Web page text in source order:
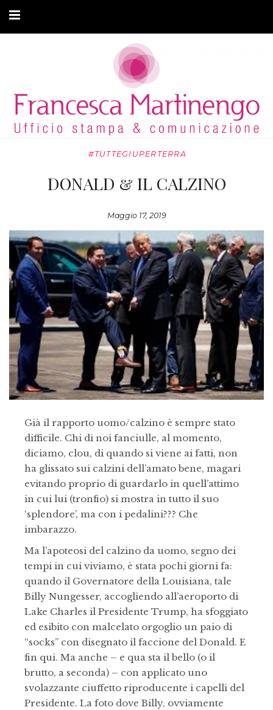
ARTICOLI
MODA ADATTIVA
PRIVACY
#TUTTEGIUPERTERRA
DONALD & IL CALZINO
Maggio 17, 2019
Già il rapporto uomo/calzino è sempre stato
difficile. Chi di noi fanciulle, al momento,
diciamo, clou, di quando si viene ai fatti, non
ha glissato sui calzini dell’amato bene, magari
evitando proprio di guardarlo in quell’attimo
in cui lui (tronfio) si mostra in tutto il suo
‘splendore’, ma con i pedalini??? Che
imbarazzo.
Ma l’apoteosi del calzino da uomo, segno dei
tempi in cui viviamo, è stata pochi giorni fa:
quando il Governatore della Louisiana, tale
Billy Nungesser, accogliendo all’aeroporto di
Lake Charles il Presidente Trump, ha sfoggiato
ed esibito con malcelato orgoglio un paio di
“socks” con disegnato il faccione del Donald. E
fin qui. Ma anche – e qua sta il bello (o il
brutto, a seconda) – con applicato uno
svolazzante ciuffetto riproducente i capelli del
Presidente. La foto dove Billy, ovviamente